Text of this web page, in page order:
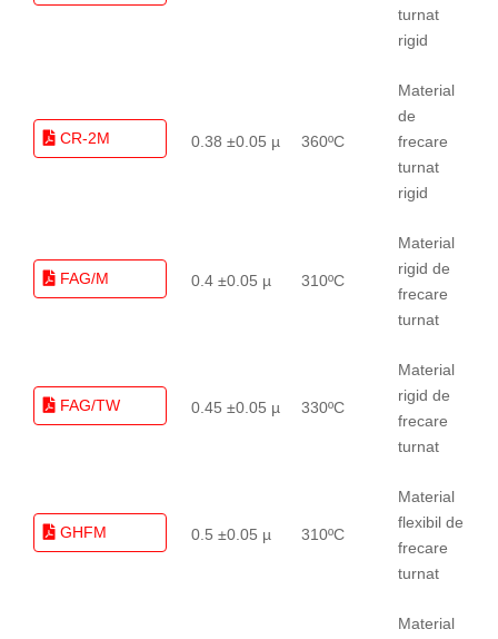
turnat
rigid
CR-2M 0.38 ±0.05 µ 360ºC
Material
de
frecare
turnat
rigid
FAG/M 0.4 ±0.05 µ 310ºC
Material
rigid de
frecare
turnat
FAG/TW 0.45 ±0.05 µ 330ºC
Material
rigid de
frecare
turnat
GHFM 0.5 ±0.05 µ 310ºC
Material
flexibil de
frecare
turnat
Material